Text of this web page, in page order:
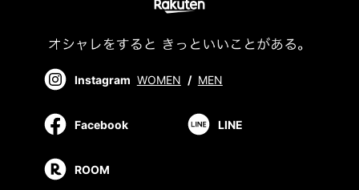
Instagram WOMEN / MEN
Facebook LINE
ROOM